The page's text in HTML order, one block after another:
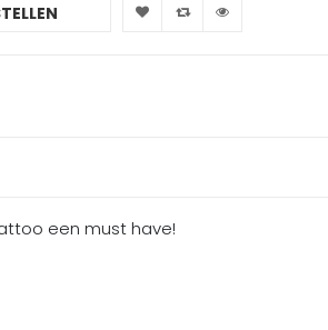
een must have!